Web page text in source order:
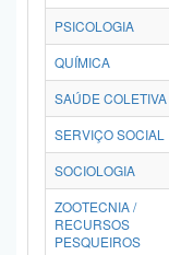
PSICOLOGIA
QUÍMICA
SAÚDE COLETIVA
SERVIÇO SOCIAL
SOCIOLOGIA
ZOOTECNIA /
RECURSOS
PESQUEIROS